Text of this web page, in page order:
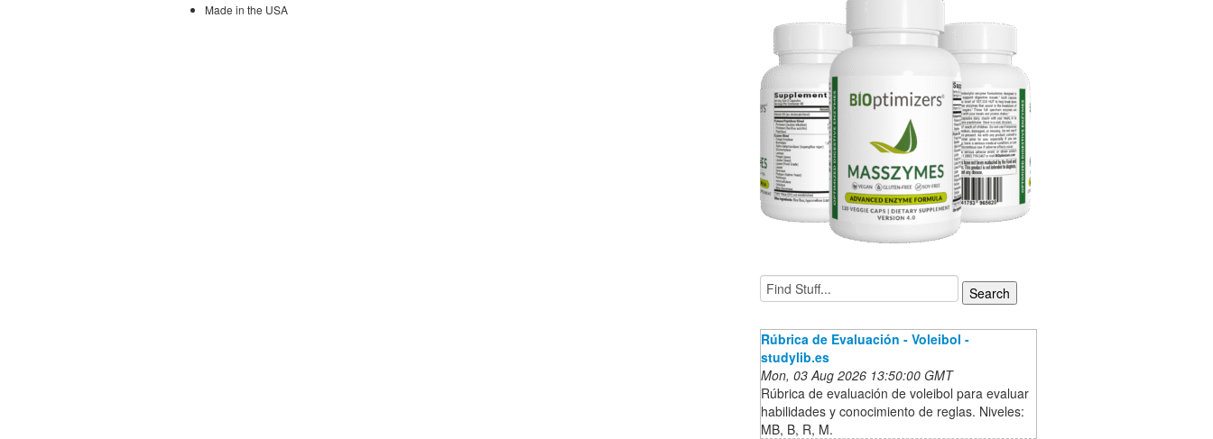
Made in the USA
Rúbrica de Evaluación - Voleibol -
studylib.es
Mon, 03 Aug 2026 13:50:00 GMT
Rúbrica de evaluación de voleibol para evaluar
habilidades y conocimiento de reglas. Niveles:
MB, B, R, M.